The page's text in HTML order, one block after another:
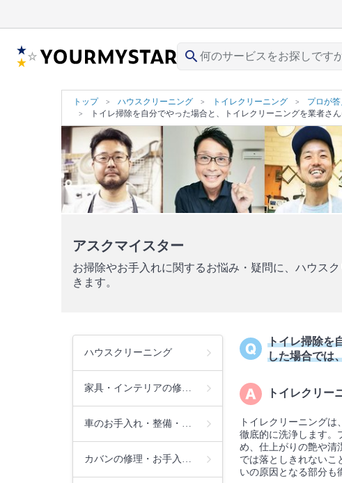
search
トップ ハウスクリーニング トイレクリーニング
プロが
トイレ掃除を自分でやった場合と、トイレクリーニングを業者さ
アスクマイスター
お掃除やお手入れに関するお悩み・疑問に、ハウス
きます。
ハウスクリーニング
家具・インテリアの修…
車のお手入れ・整備・…
カバンの修理・お手入…
トイレ掃除を
した場合では
トイレクリー
トイレクリーニング
徹底的に洗浄します。
め、仕上がりの艶や清
では落としきれないこ
いの原因となる部分も